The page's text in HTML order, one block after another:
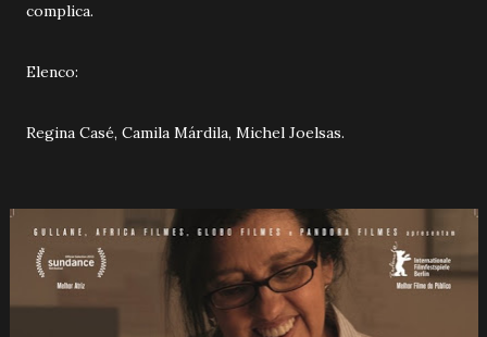
complica.
Elenco:
Regina Casé, Camila Márdila, Michel Joelsas.